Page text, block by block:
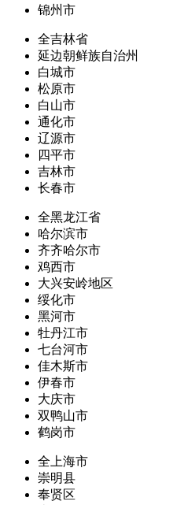
锦州市
全吉林省
延边朝鲜族自治州
白城市
松原市
白山市
通化市
辽源市
四平市
吉林市
长春市
全黑龙江省
哈尔滨市
齐齐哈尔市
鸡西市
大兴安岭地区
绥化市
黑河市
牡丹江市
七台河市
佳木斯市
伊春市
大庆市
双鸭山市
鹤岗市
全上海市
崇明县
奉贤区